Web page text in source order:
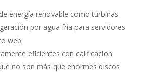
energía renovable como turbinas
por agua fría para servidores
web
eficientes con calificación
no son más que enormes discos